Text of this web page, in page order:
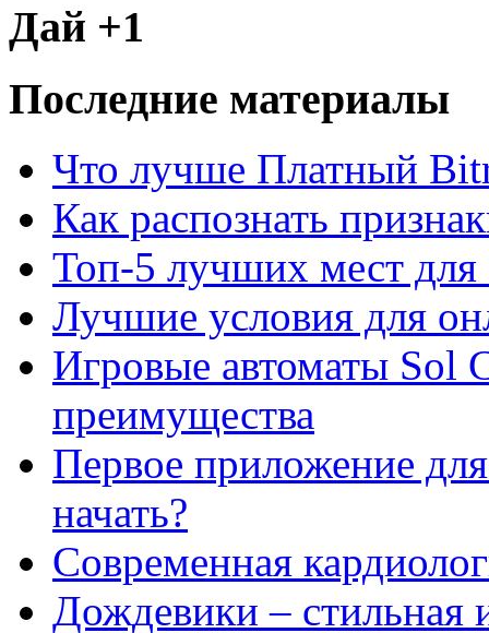
Дай +1
Последние материалы
Что лучше Платный
Как распознать
Топ-5 лучших мест для
Лучшие условия для
Игровые автоматы Sol
преимущества
Первое приложение
начать?
Современная
Дождевики – стильная